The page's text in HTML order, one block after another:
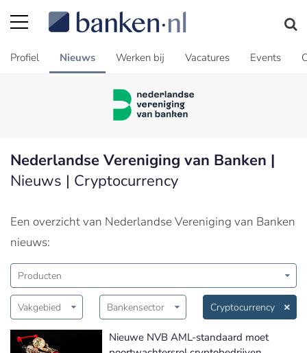
Profiel Nieuws Werken bij Vacatures Events
Nederlandse Vereniging van Banken |
Nieuws | Cryptocurrency
Een overzicht van Nederlandse Vereniging van Banken
nieuws:
Producten
Vakgebied Bankensector Cryptocurrency
Nieuwe NVB AML-standaard moet